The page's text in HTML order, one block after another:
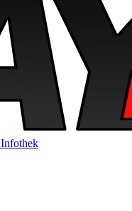
Infothek